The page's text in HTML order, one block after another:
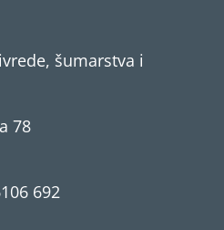
šumarstva i
78
692